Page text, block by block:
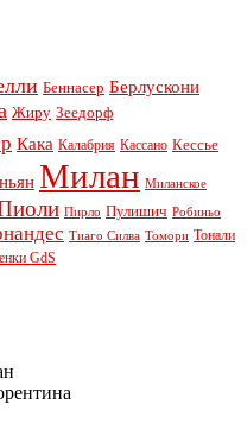
Беннасер Берлускони
Жиру Зеедорф
Кака Калабрия Кассано Кессье
Милан Миланское
Пирло Пулишич Робиньо
Тиаго Силва Томори Тонали
GdS